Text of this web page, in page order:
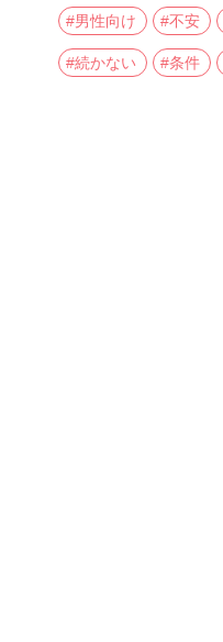
#男性向け #不安
#続かない #条件